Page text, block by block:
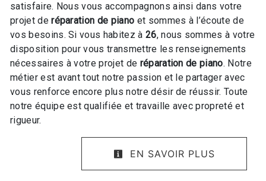
satisfaire. Nous vous accompagnons ainsi dans votre
projet deréparation de piano et sommes à l’écoute de
vos besoins. Si vous habitez à 26, nous sommes à votre
disposition pour vous transmettre les renseignements
nécessaires à votre projet de réparation de piano. Notre
métier est avant tout notre passion et le partager avec
vous renforce encore plus notre désir de réussir. Toute
notre équipe est qualifiée et travaille avec propreté et
rigueur.
EN SAVOIR PLUS